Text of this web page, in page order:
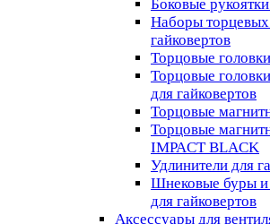
Боковые
Наборы торцевых
гайковертов
Торцовые головки
Торцовые
для гайковертов
Торцовые
Торцовые
IMPACT BLACK
Удлинители для
Шнековые буры
для гайковертов
Аксессуары для